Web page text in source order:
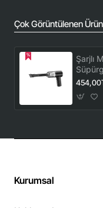
Çok Görüntülenen
Şarjlı
El
Güçlü
ve
Kurumsal